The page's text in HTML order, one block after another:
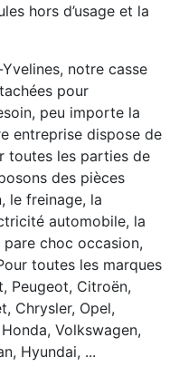
hors d’usage et la
notre casse
pour
peu importe la
entreprise dispose de
toutes les parties de
des pièces
le freinage, la
automobile, la
choc occasion,
toutes les marques
Peugeot, Citroën,
Chrysler, Opel,
Volkswagen,
Hyundai, ...